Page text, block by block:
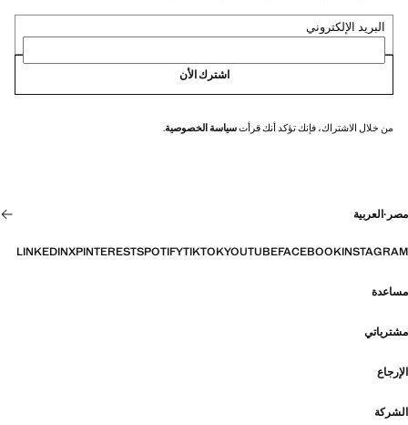
البريد الإلكتروني
اشترك الأن
من خلال الاشتراك، فإنك تؤكد أنك قرأتسياسة الخصوصية.
مصر ·العربية
INSTAGRAM
FACEBOOK
YOUTUBE
TIKTOK
SPOTIFY
PINTEREST
X
LINKEDIN
مساعدة
مشترياتي
الإرجاع
الشركة